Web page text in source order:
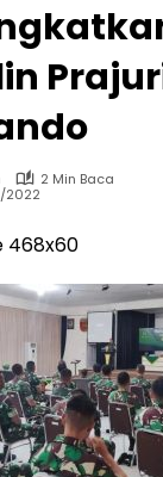
2 Min Baca
2022